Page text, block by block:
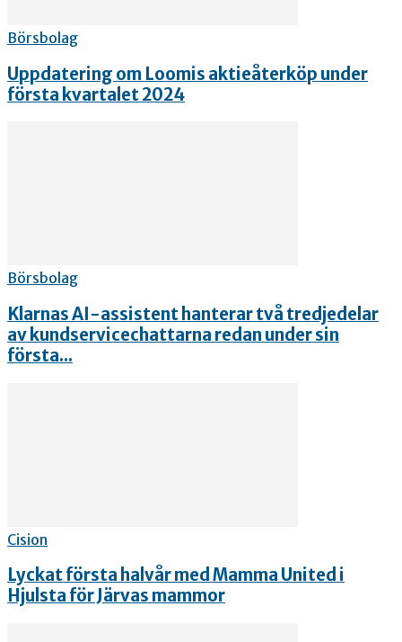
Börsbolag
Uppdatering om Loomis aktieåterköp under
första kvartalet 2024
Börsbolag
Klarnas AI-assistent hanterar två tredjedelar
av kundservicechattarna redan under sin
första...
Cision
Lyckat första halvår med Mamma United i
Hjulsta för Järvas mammor